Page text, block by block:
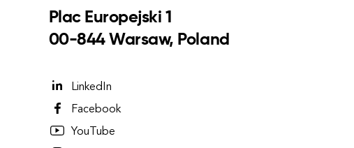
Plac Europejski 1
00-844 Warsaw, Poland
LinkedIn
Facebook
YouTube